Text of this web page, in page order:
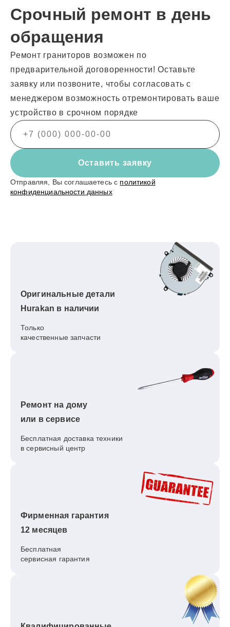
Срочный ремонт в день
обращения
Ремонт граниторов возможен по
предварительной договоренности! Оставьте
заявку или позвоните, чтобы согласовать с
менеджером возможность отремонтировать ваше
устройство в срочном порядке
Оставить заявку
Отправляя, Вы соглашаетесь с политикой
конфиденциальности данных
Оригинальные детали
Hurakan в наличии
Только
качественные запчасти
Ремонт на дому
или в сервисе
Бесплатная доставка техники
в сервисный центр
Фирменная гарантия
12 месяцев
Бесплатная
сервисная гарантия